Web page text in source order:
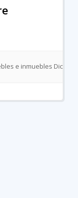
e inmuebles